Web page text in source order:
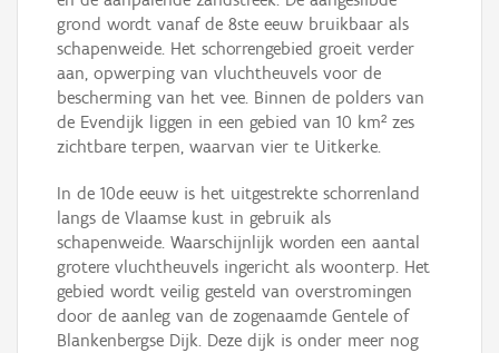
grond wordt vanaf de 8ste eeuw bruikbaar als
schapenweide. Het schorrengebied groeit verder
aan, opwerping van vluchtheuvels voor de
bescherming van het vee. Binnen de polders van
de Evendijk liggen in een gebied van 10 km² zes
zichtbare terpen, waarvan vier te Uitkerke.
In de 10de eeuw is het uitgestrekte schorrenland
langs de Vlaamse kust in gebruik als
schapenweide. Waarschijnlijk worden een aantal
grotere vluchtheuvels ingericht als woonterp. Het
gebied wordt veilig gesteld van overstromingen
door de aanleg van de zogenaamde Gentele of
Blankenbergse Dijk. Deze dijk is onder meer nog